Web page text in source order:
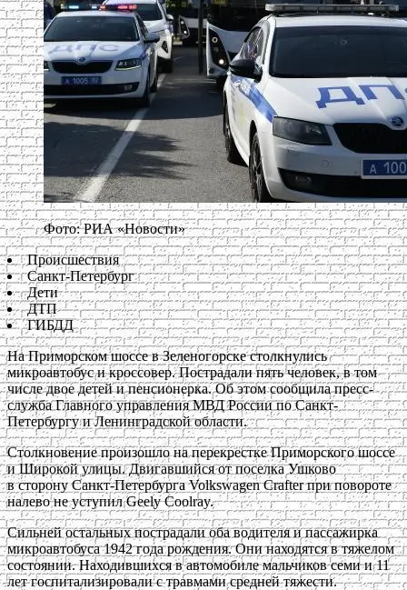
Фото: РИА «Новости»
Происшествия
Санкт-Петербург
Дети
ДТП
ГИБДД
На Приморском шоссе в Зеленогорске столкнулись
микроавтобус и кроссовер. Пострадали пять человек, в том
числе двое детей и пенсионерка. Об этом сообщила пресс-
служба Главного управления МВД России по Санкт-
Петербургу и Ленинградской области.
Столкновение произошло на перекрестке Приморского шоссе
и Широкой улицы. Двигавшийся от поселка Ушково
в сторону Санкт-Петербурга Volkswagen Crafter при повороте
налево не уступил Geely Coolray.
Сильней остальных пострадали оба водителя и пассажирка
микроавтобуса 1942 года рождения. Они находятся в тяжелом
состоянии. Находившихся в автомобиле мальчиков семи и 11
лет госпитализировали с травмами средней тяжести.